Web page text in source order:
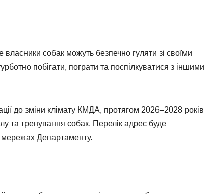
собак можуть безпечно гуляти зі своїми
побігати, пограти та поспілкуватися з іншими
до зміни клімату КМДА, протягом 2026–2028 років
та тренування собак. Перелік адрес буде
мережах Департаменту.